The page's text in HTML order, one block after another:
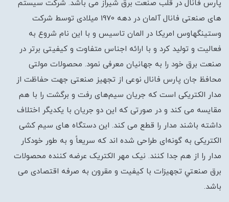
پارس فانال در قلب صنعت برق شیراز می باشد. شرکت سیستم
های صنعتی فانال آلمان در دهه 1970 میلادی توسط شرکت
وستینگهاوس امریکا در المان تاسیس و با این نام شروع به
فعالیت و تولید کرد و با ارائه اجناس متفاوت و کیفیتی برتر در
صنعت برق خود را به جهانیان معرفی نمود. محصولات مولتی
محافظ جان پارس فانال نوعی از تجهیز صنعتی جهت حفاظت از
مدار الکتریکی است که جریان سیم‌های رفت و برگشت را با هم
مقایسه می کند و در صورتی که این دو جریان با یکدیگر اختلاف
داشته باشند مدار را قطع می کند. این دستگاه های سیم کشی
الکتریکی به گونه‌ای طراحی شده اند که سریعاً و به طور خودکار
مدار را از هم جدا کنند. نیک مهر الکتریک عرضه کننده محصولات
برق صنعتي تجهیزات با کیفیت و مقرون به صرفه اقتصادی می
باشد.